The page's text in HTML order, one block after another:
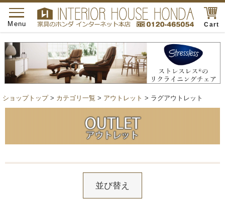
Cart
toggle
navigation
Menu
ショップトップ> カテゴリ一覧 > アウトレット > ラグアウトレット
並び替え